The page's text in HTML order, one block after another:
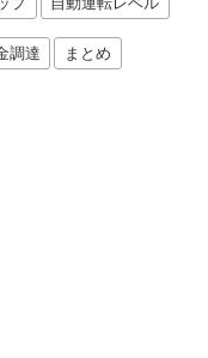
調達 まとめ